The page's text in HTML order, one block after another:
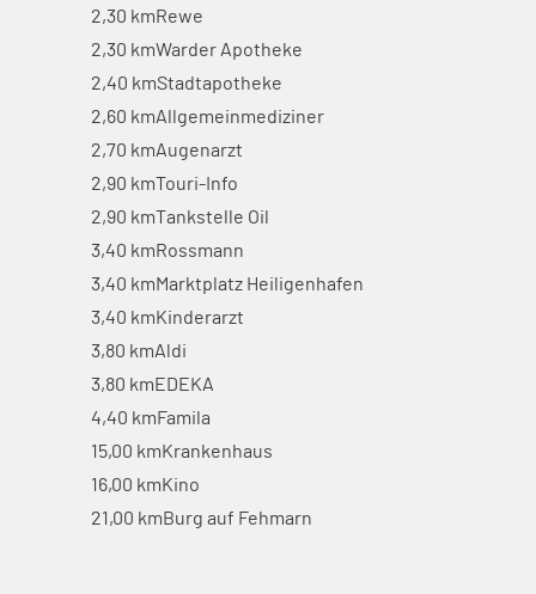
2,30 kmRewe
2,30 kmWarder Apotheke
2,40 kmStadtapotheke
2,60 kmAllgemeinmediziner
2,70 kmAugenarzt
2,90 kmTouri-Info
2,90 kmTankstelle Oil
3,40 kmRossmann
3,40 kmMarktplatz Heiligenhafen
3,40 kmKinderarzt
3,80 kmAldi
3,80 kmEDEKA
4,40 kmFamila
15,00 kmKrankenhaus
16,00 kmKino
21,00 kmBurg auf Fehmarn